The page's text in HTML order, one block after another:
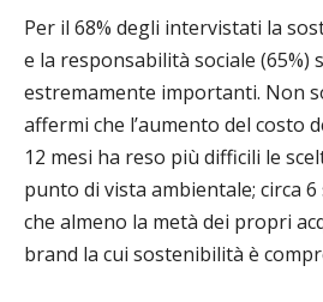
Per il 68% degli intervistati la
e la responsabilità sociale (65%)
estremamente importanti. Non
affermi che l’aumento del costo
12 mesi ha reso più difficili le
punto di vista ambientale; circa
che almeno la metà dei propri
brand la cui sostenibilità è